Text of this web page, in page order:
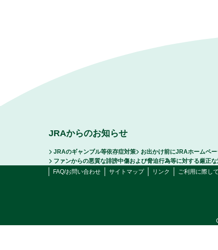
JRAからのお知らせ
JRAのギャンブル等依存症対策
お出かけ前にJRAホームペ
ファンからの悪質な誹謗中傷および脅迫行為等に対する厳正
FAQ/お問い合わせ
サイトマップ リンク ご利用に際し